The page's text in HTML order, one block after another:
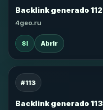
Backlink generado 112
4geo.ru
SI Abrir
#113
Backlink generado 113